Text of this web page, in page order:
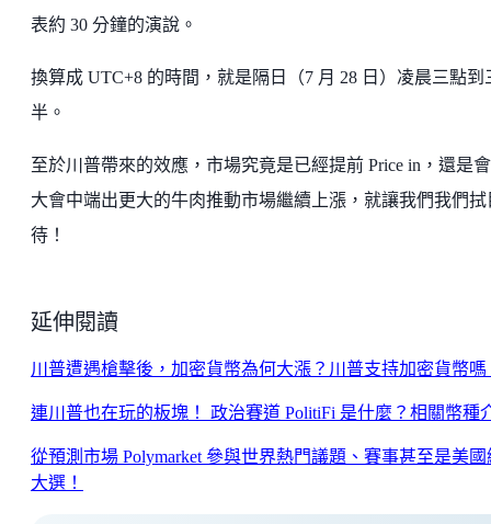
表約 30 分鐘的演說。
換算成 UTC+8 的時間，就是隔日（7 月 28 日）凌晨三點到
半。
至於川普帶來的效應，市場究竟是已經提前 Price in，還是
大會中端出更大的牛肉推動市場繼續上漲，就讓我們我們拭
待！
延伸閱讀
川普遭遇槍擊後，加密貨幣為何大漲？川普支持加密貨幣嗎
連川普也在玩的板塊！ 政治賽道 PolitiFi 是什麼？相關幣種
從預測市場 Polymarket 參與世界熱門議題、賽事甚至是美國
大選！